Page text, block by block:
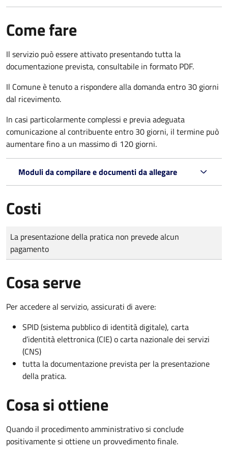
Come fare
Il servizio può essere attivato presentando tutta la
documentazione prevista, consultabile in formato PDF.
Il Comune è tenuto a rispondere alla domanda entro 30 giorni
dal ricevimento.
In casi particolarmente complessi e previa adeguata
comunicazione al contribuente entro 30 giorni, il termine può
aumentare fino a un massimo di 120 giorni.
Moduli da compilare e documenti da allegare
Costi
Tipo di pagamento
Importo
La presentazione della pratica non prevede alcun
pagamento
Cosa serve
Per accedere al servizio, assicurati di avere:
SPID (sistema pubblico di identità digitale), carta
d’identità elettronica (CIE) o carta nazionale dei servizi
(CNS)
tutta la documentazione prevista per la presentazione
della pratica.
Cosa si ottiene
Quando il procedimento amministrativo si conclude
positivamente si ottiene un provvedimento finale.